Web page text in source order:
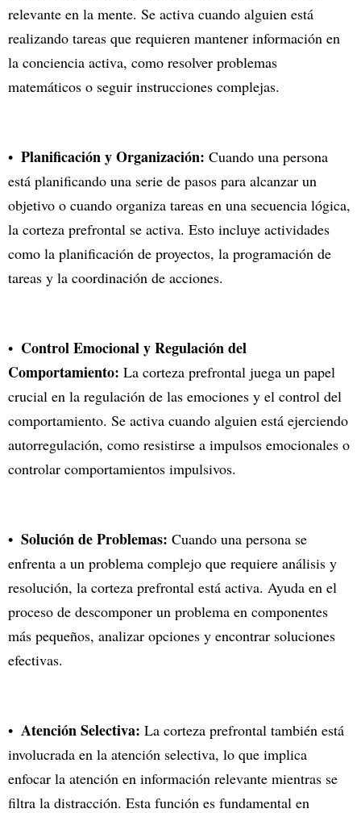
relevante en la mente. Se activa cuando alguien está
realizando tareas que requieren mantener información en
la conciencia activa, como resolver problemas
matemáticos o seguir instrucciones complejas.
Planificación y Organización: Cuando una persona
está planificando una serie de pasos para alcanzar un
objetivo o cuando organiza tareas en una secuencia lógica,
la corteza prefrontal se activa. Esto incluye actividades
como la planificación de proyectos, la programación de
tareas y la coordinación de acciones.
Control Emocional y Regulación del
Comportamiento: La corteza prefrontal juega un papel
crucial en la regulación de las emociones y el control del
comportamiento. Se activa cuando alguien está ejerciendo
autorregulación, como resistirse a impulsos emocionales o
controlar comportamientos impulsivos.
Solución de Problemas: Cuando una persona se
enfrenta a un problema complejo que requiere análisis y
resolución, la corteza prefrontal está activa. Ayuda en el
proceso de descomponer un problema en componentes
más pequeños, analizar opciones y encontrar soluciones
efectivas.
Atención Selectiva: La corteza prefrontal también está
involucrada en la atención selectiva, lo que implica
enfocar la atención en información relevante mientras se
filtra la distracción. Esta función es fundamental en